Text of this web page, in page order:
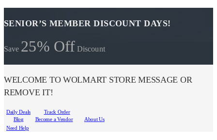
SENIOR’S MEMBER DISCOUNT DAYS!
Save 25% Off Discount
WELCOME TO WOLMART STORE MESSAGE OR
REMOVE IT!
Daily Deals
Track Order
Blog
Become a Vendor
About Us
Need Help